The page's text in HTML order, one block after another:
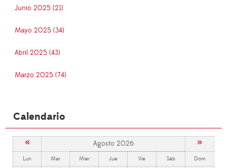
Junio 2025 (21)
Mayo 2025 (34)
Abril 2025 (43)
Marzo 2025 (74)
Calendario
« Agosto 2026 »
Lun Mar Mier Jue Vie Sáb Dom